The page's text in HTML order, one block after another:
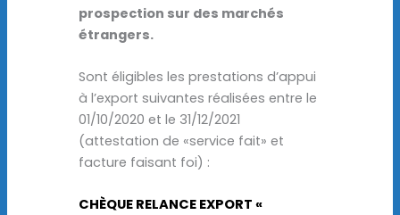
prospection sur des marchés
étrangers.
Sont éligibles les prestations d’appui
à l’export suivantes réalisées entre le
01/10/2020 et le 31/12/2021
(attestation de «service fait» et
facture faisant foi) :
CHÈQUE RELANCE EXPORT «